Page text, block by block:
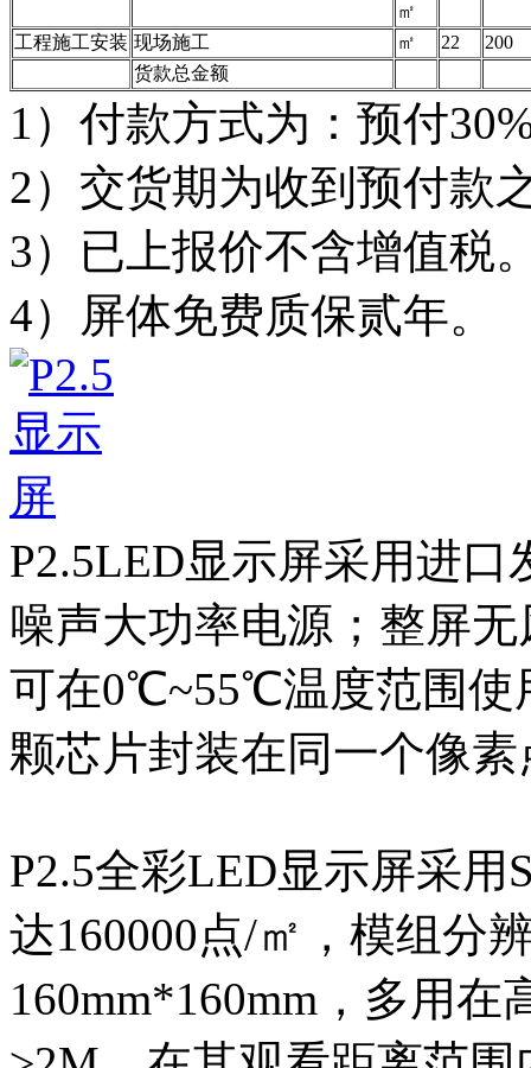
㎡
工程施工安装 现场施工 ㎡ 22
200
货款总金额
1）付款方式为：预付
2）交货期为收到预付
3）已上报价不含增
4）屏体免费质保贰年。
P2.5LED显示屏采用进
噪声大功率电源；整屏
可在0℃~55℃温度范围使
颗芯片封装在同一个像
P2.5全彩LED显示屏采
达160000点/㎡，模组分
160mm*160mm，多用